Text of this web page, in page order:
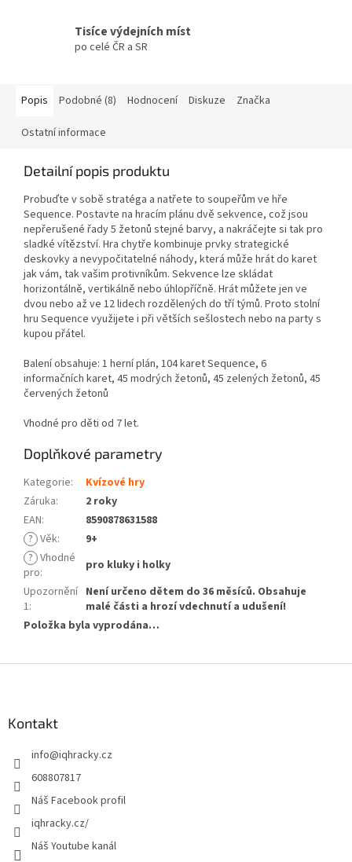
Tisíce výdejních míst
po celé ČR a SR
Popis Podobné (8) Hodnocení Diskuze Značka
Ostatní informace
Detailní popis produktu
Probuďte v sobě stratéga a natřete to soupeřům ve hře
Sequence. Postavte na hracím plánu dvě sekvence, což jsou
nepřerušené řady 5 žetonů stejné barvy, a nakráčejte si tak pro
sladké vítězství. Hra chytře kombinuje prvky strategické
deskovky a nevypočitatelné náhody, která může hrát do karet
jak vám, tak vašim protivníkům. Sekvence lze skládat
horizontálně, vertikálně nebo úhlopříčně. Hrát můžete jen ve
dvou nebo až ve 12 lidech rozdělených do tří týmů. Proto stolní
hru Sequence využijete i při větších sešlostech nebo na party s
kupou přátel.
Balení obsahuje: 1 herní plán, 104 karet Sequence, 6
informačních karet, 45 modrých žetonů, 45 zelených žetonů, 45
červených žetonů
Vhodné pro děti od 7 let.
Doplňkové parametry
Kategorie:
Kvízové hry
Záruka:
2 roky
EAN:
8590878631588
? Věk:
9+
? Vhodné
pro:
pro kluky i holky
Upozornění
1:
Není určeno dětem do 36 měsíců. Obsahuje
malé části a hrozí vdechnutí a udušení!
Položka byla vyprodána…
Kontakt
info@iqhracky.cz
608807817
Náš Facebook profil
iqhracky.cz/
Náš Youtube kanál